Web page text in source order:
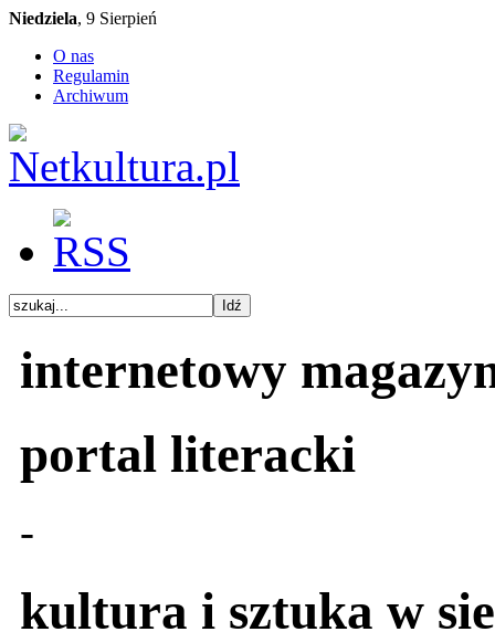
Niedziela, 9 Sierpień
O nas
Regulamin
Archiwum
internetowy
portal literacki
-
kultura i sztuka w